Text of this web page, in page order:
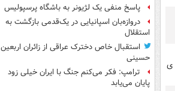
پاسخ منفی یک لژیونر به باشگاه پرسپولیس
دروازه‌بان اسپانیایی در یک‌قدمی بازگشت به
استقلال
استقبال خاص دخترک عراقی از زائران اربعین
حسینی
ترامپ: فکر می‌کنم جنگ با ایران خیلی زود
پایان می‌یابد